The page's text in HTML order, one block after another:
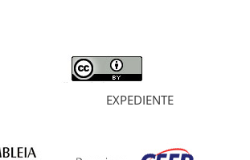
EXPEDIENTE